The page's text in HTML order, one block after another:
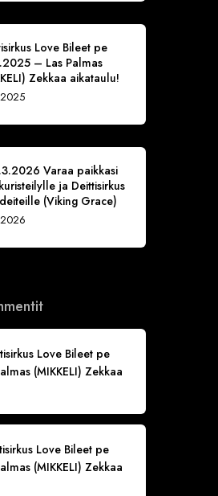
Love Bileet pe
– Las Palmas
Zekkaa aikataulu!
Varaa paikkasi
ja Deittisirkus
(Viking Grace)
Love Bileet pe
(MIKKELI) Zekkaa
Love Bileet pe
(MIKKELI) Zekkaa